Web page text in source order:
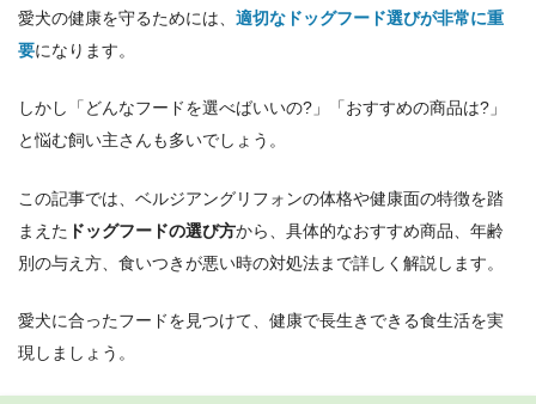
愛犬の健康を守るためには、 適切なドッグフード選びが非常に重
要になります。
しかし「どんなフードを選べばいいの?」「おすすめの商品は?」
と悩む飼い主さんも多いでしょう。
この記事では、ベルジアングリフォンの体格や健康面の特徴を踏
まえた ドッグフードの選び方から、具体的なおすすめ商品、年齢
別の与え方、食いつきが悪い時の対処法まで詳しく解説します。
愛犬に合ったフードを見つけて、健康で長生きできる食生活を実
現しましょう。